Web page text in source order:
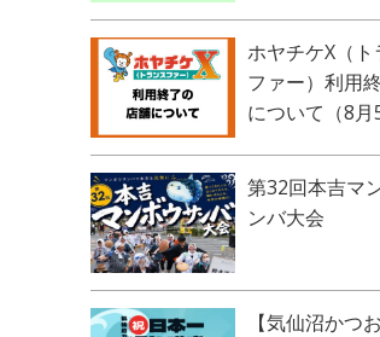
ホヤチケX（ト
ファー）利用
について（8月
第32回本吉マ
ンバ大会
【気仙沼かつ